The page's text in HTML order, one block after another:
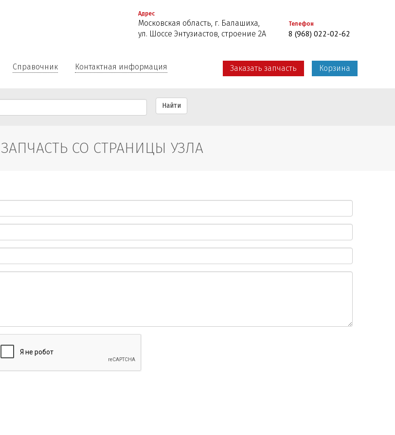
Адрес
Московская область, г. Балашиха,
ул. Шоссе Энтузиастов, строение 2А
Телефон
8 (968) 022-02-62
Справочник Контактная информация Заказать запчасть Корзина
Найти
ЗАПЧАСТЬ СО СТРАНИЦЫ УЗЛА